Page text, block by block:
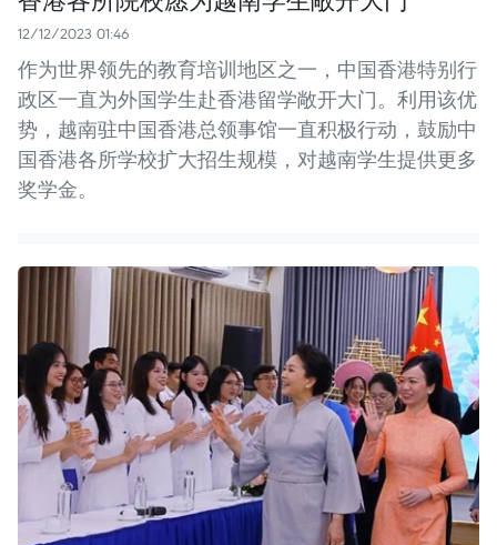
12/12/2023 01:46
作为世界领先的教育培训地区之一，中国香港特别行
政区一直为外国学生赴香港留学敞开大门。利用该优
势，越南驻中国香港总领事馆一直积极行动，鼓励中
国香港各所学校扩大招生规模，对越南学生提供更多
奖学金。